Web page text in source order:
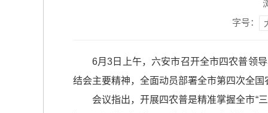
字号：
6月3日上午，六安市召开全市四农普领
结会主要精神，全面动员部署全市第四次全
会议指出，开展四农普是精准掌握全市“